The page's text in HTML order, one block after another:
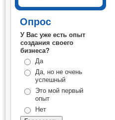
Опрос
У Вас уже есть опыт
создания своего
бизнеса?
Да
Да, но не очень
успешный
Это мой первый
опыт
Нет